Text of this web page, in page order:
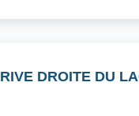
RIVE DROITE DU